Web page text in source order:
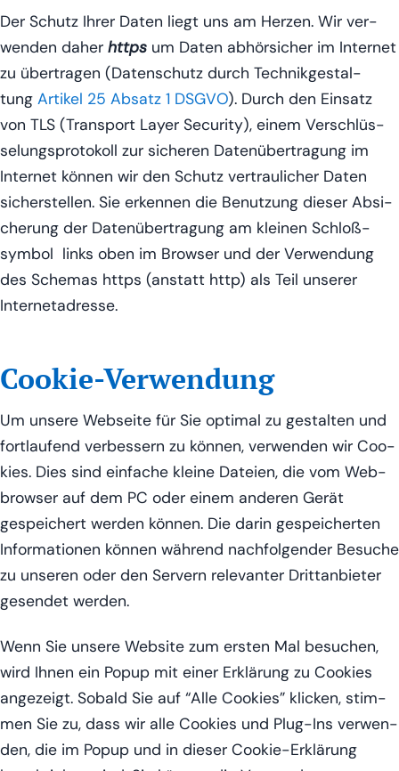
Der Schutz Ihrer Daten liegt uns am Her­zen. Wir ver­
wen­den daher https um Daten abhör­si­cher im Inter­net
zu über­tra­gen (Daten­schutz durch Tech­nik­ge­stal­
tung Arti­kel 25 Absatz 1 DSGVO). Durch den Ein­satz
von TLS (Trans­port Lay­er Secu­ri­ty), einem Ver­schlüs­
se­lungs­pro­to­koll zur siche­ren Daten­über­tra­gung im
Inter­net kön­nen wir den Schutz ver­trau­li­cher Daten
sicher­stel­len. Sie erken­nen die Benut­zung die­ser Absi­
che­rung der Daten­über­tra­gung am klei­nen Schloß­
sym­bol links oben im Brow­ser und der Ver­wen­dung
des Sche­mas https (anstatt http) als Teil unse­rer
Internetadresse.
Cookie-Verwendung
Um unse­re Web­sei­te für Sie opti­mal zu gestal­ten und
fort­lau­fend ver­bes­sern zu kön­nen, ver­wen­den wir Coo­
kies. Dies sind ein­fa­che klei­ne Datei­en, die vom Web­
brow­ser auf dem PC oder einem ande­ren Gerät
gespei­chert wer­den kön­nen. Die dar­in gespei­cher­ten
Infor­ma­tio­nen kön­nen wäh­rend nach­fol­gen­der Besu­che
zu unse­ren oder den Ser­vern rele­van­ter Dritt­an­bie­ter
gesen­det werden.
Wenn Sie unse­re Web­site zum ers­ten Mal besu­chen,
wird Ihnen ein Popup mit einer Erklä­rung zu Coo­kies
ange­zeigt. Sobald Sie auf “Alle Coo­kies” kli­cken, stim­
men Sie zu, dass wir alle Coo­kies und Plug-Ins ver­wen­
den, die im Popup und in die­ser Coo­kie-Erklä­rung